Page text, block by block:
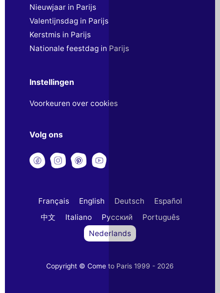
Nieuwjaar in Parijs
Valentijnsdag in Parijs
Kerstmis in Parijs
Nationale feestdag in Parijs
Instellingen
Voorkeuren over cookies
Volg ons
Français English Deutsch
Español
中文
Italiano Русский
Português
Nederlands
Copyright © Come to Paris 1999 - 2026